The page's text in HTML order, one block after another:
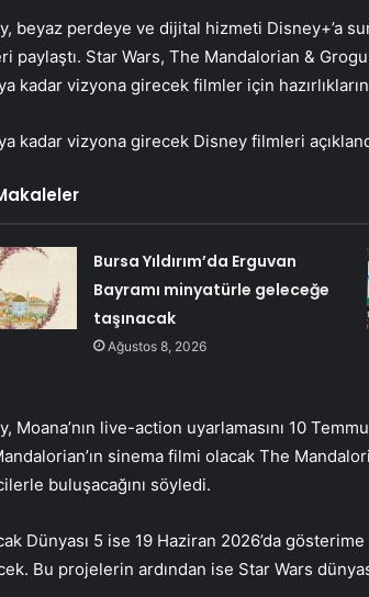
beyaz perdeye ve dijital hizmeti Disney+’a
paylaştı. Star Wars, The Mandalorian &
kadar vizyona girecek filmler için
kadar vizyona girecek Disney filmleri
Bursa Yıldırım’da Erguvan
Bayramı minyatürle geleceğe
taşınacak
Ağustos 8, 2026
Moana’nın live-action uyarlamasını 10
sinema filmi olacak The
buluşacağını söyledi.
Dünyası 5 ise 19 Haziran 2026’da
Bu projelerin ardından ise Star Wars